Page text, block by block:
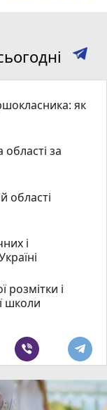
як
за
області
і
розмітки і
школи